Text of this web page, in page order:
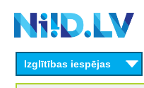
content
Izglītības iespējas